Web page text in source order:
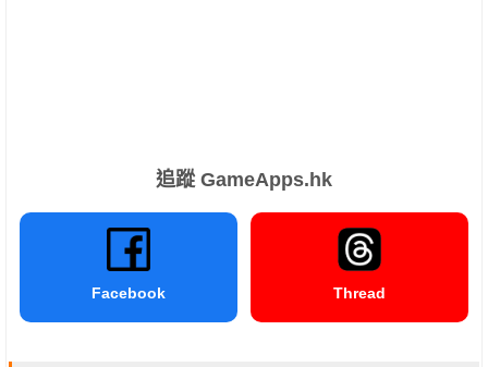
追蹤 GameApps.hk
Facebook Thread